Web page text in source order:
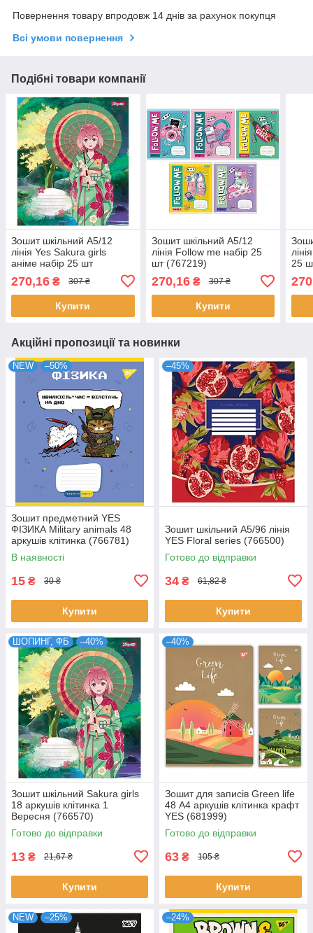
Повернення товару впродовж 14 днів за рахунок покупця
Всі умови повернення
Подібні товари компанії
Зошит шкільний А5/12
лінія Yes Sakura girls
аніме набір 25 шт
270,16 ₴ 307 ₴
Купити
Зошит шкільний А5/12
лінія Follow me набір 25
шт (767219)
270,16₴ 307 ₴
Купити
25
Акційні пропозиції та новинки
NEW –50%
Зошит предметний YES
ФІЗИКА Military animals 48
аркушів клітинка (766781)
В наявності
15 ₴ 30 ₴
Купити
–45%
Зошит шкільний А5/96 лінія
YES Floral series (766500)
Готово до відправки
34 ₴ 61,82 ₴
Купити
ШОПИНГ, ФБ –40%
Зошит шкільний Sakura girls
18 аркушів клітинка 1
Вересня (766570)
Готово до відправки
13 ₴ 21,67 ₴
Купити
–40%
Зошит для записів Green life
48 А4 аркушів клітинка крафт
YES (681999)
Готово до відправки
63 ₴ 105 ₴
Купити
NEW –25% –24%